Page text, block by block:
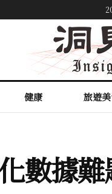
健康 旅遊
數據